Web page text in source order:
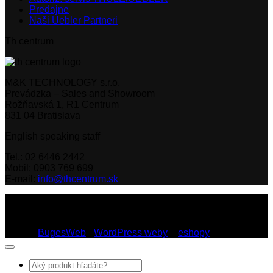
Predajne
Naši Uebler Partneri
info@thcentrum.sk
BugesWeb WordPress weby eshopy
Hľadať: